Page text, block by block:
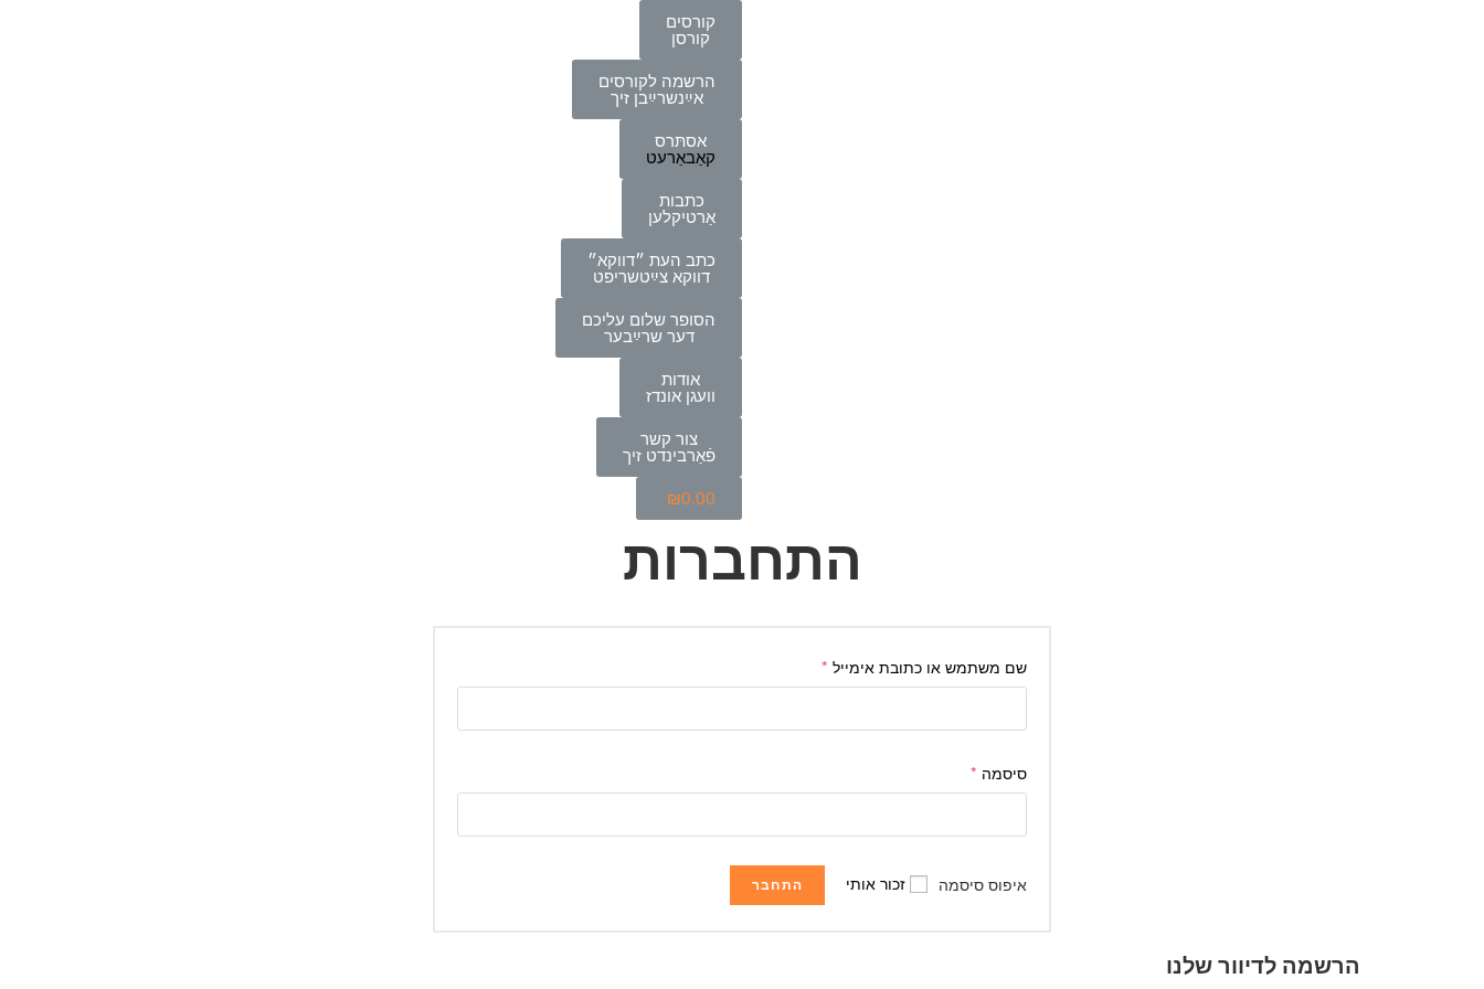
קורסים
קורסן
הרשמה לקורסים
אײַנשרײַבן זיך
אסתּרס
קאַבאַרעט
כתבות
אַרטיקלען
כתב העת ״דווקא״
דווקא צײַטשריפט
הסופר שלום עליכם
דער שרײַבער
אודות
וועגן אונדז
צור קשר
פֿאַרבינדט זיך
₪0.00
התחברות
שם משתמש או כתובת אימייל *
סיסמה *
זכור אותי התחבר איפוס סיסמה
הרשמה לדיוור שלנו